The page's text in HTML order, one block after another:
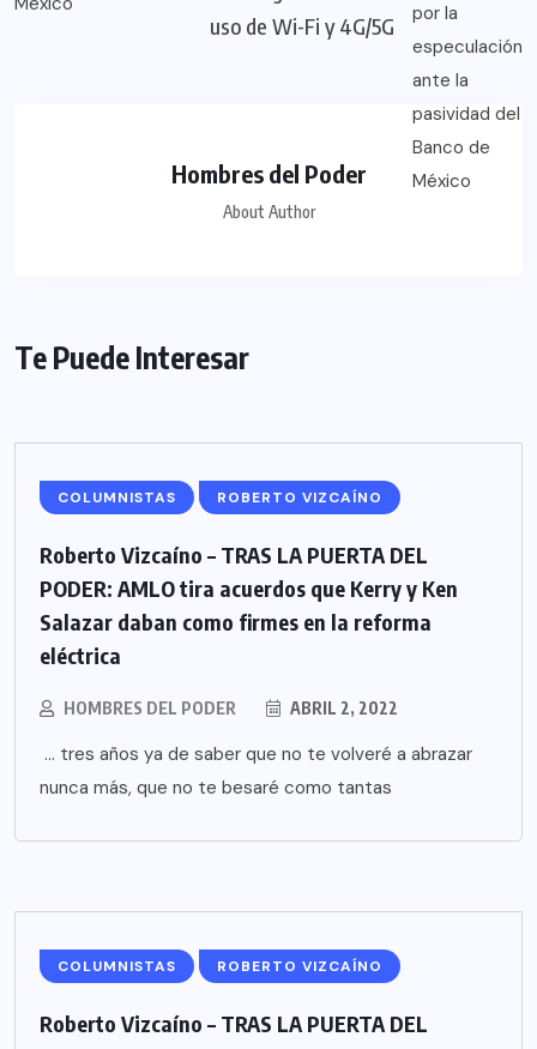
uso de Wi-Fi y 4G/5G
Hombres del Poder
About Author
Te Puede Interesar
COLUMNISTAS ROBERTO VIZCAÍNO
Roberto Vizcaíno – TRAS LA PUERTA DEL
PODER: AMLO tira acuerdos que Kerry y Ken
Salazar daban como firmes en la reforma
eléctrica
HOMBRES DEL PODER ABRIL 2, 2022
… tres años ya de saber que no te volveré a abrazar
nunca más, que no te besaré como tantas
COLUMNISTAS ROBERTO VIZCAÍNO
Roberto Vizcaíno – TRAS LA PUERTA DEL